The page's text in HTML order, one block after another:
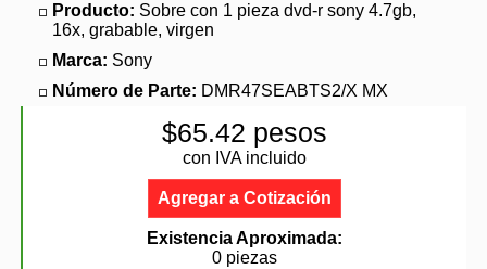
Producto: Sobre con 1 pieza dvd-r sony 4.7gb,
16x, grabable, virgen
Marca: Sony
Número de Parte: DMR47SEABTS2/X MX
$65.42 pesos
con IVA incluido
Agregar a Cotización
Existencia Aproximada:
0 piezas